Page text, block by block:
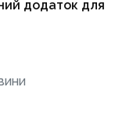
додаток для